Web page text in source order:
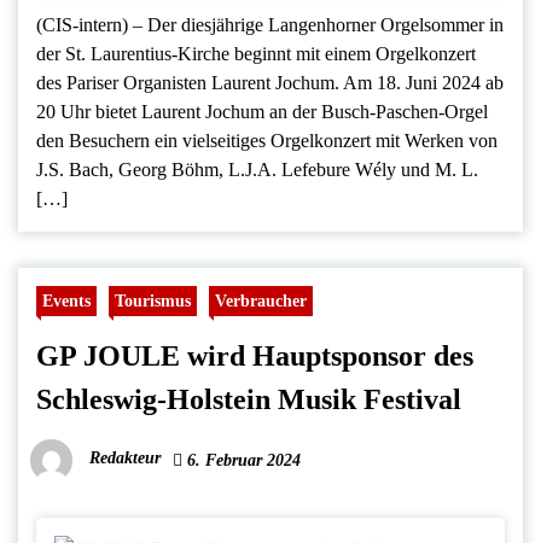
(CIS-intern) – Der diesjährige Langenhorner Orgelsommer in
der St. Laurentius-Kirche beginnt mit einem Orgelkonzert
des Pariser Organisten Laurent Jochum. Am 18. Juni 2024 ab
20 Uhr bietet Laurent Jochum an der Busch-Paschen-Orgel
den Besuchern ein vielseitiges Orgelkonzert mit Werken von
J.S. Bach, Georg Böhm, L.J.A. Lefebure Wély und M. L.
[…]
Events Tourismus Verbraucher
GP JOULE wird Hauptsponsor des
Schleswig-Holstein Musik Festival
Redakteur 6. Februar 2024